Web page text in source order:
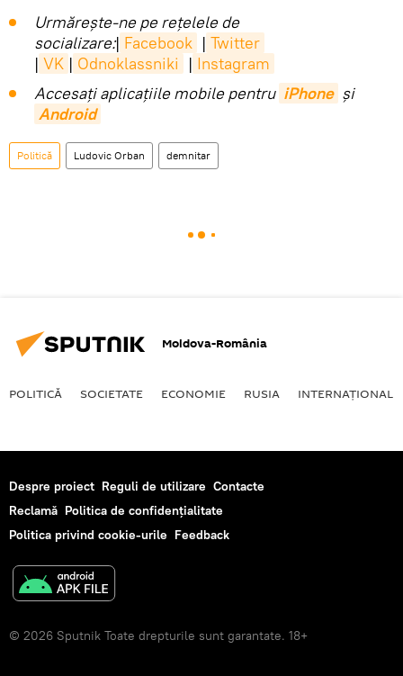
Urmărește-ne pe rețelele de
socializare:| Facebook | Twitter
| VK | Odnoklassniki | Instagram
Accesaţi aplicaţiile mobile pentru iPhone și
Android
Politică Ludovic Orban demnitar
Moldova-România
POLITICĂ SOCIETATE ECONOMIE RUSIA INTERNAŢIONAL
Despre proiect Reguli de utilizare Contacte
Reclamă Politica de confidențialitate
Politica privind cookie-urile Feedback
© 2026 Sputnik Toate drepturile sunt garantate. 18+